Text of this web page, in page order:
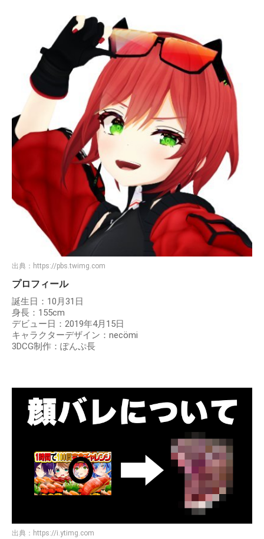
出典： https://pbs.twimg.com
プロフィール
誕生日：10月31日
身長：155cm
デビュー日：2019年4月15日
キャラクターデザイン：necömi
3DCG制作：ぽんぷ長
出典： https://i.ytimg.com